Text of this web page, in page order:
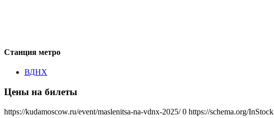
Станция метро
ВДНХ
Цены на билеты
https://kudamoscow.ru/event/maslenitsa-na-vdnx-2025/ 0 https://schema.org/InStock